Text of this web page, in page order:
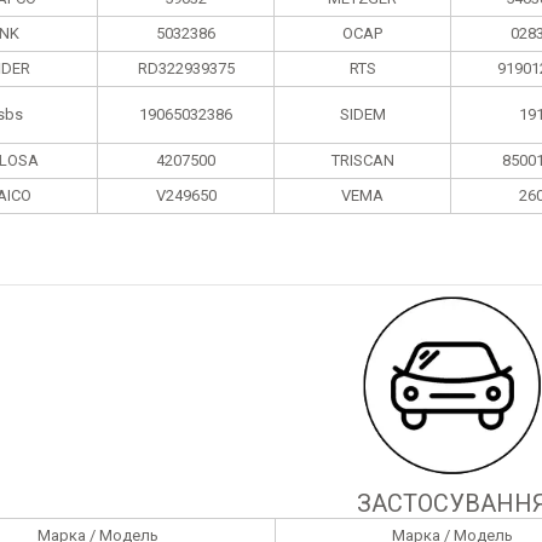
NK
5032386 OCAP
RD322939375 RTS
19065032386 SIDEM
4207500 TRISCAN
V249650 VEMA
Марка / Модель
Марка / Модель